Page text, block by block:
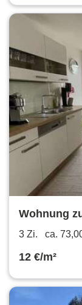
Wohnung
m²
3 Zi. ca.
12 €/m²